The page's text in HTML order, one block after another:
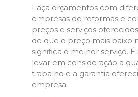
Faça orçamentos com
empresas de reformas e
preços e serviços
de que o preço mais baixo
significa o melhor serviço.
levar em consideração a
trabalho e a garantia
empresa.